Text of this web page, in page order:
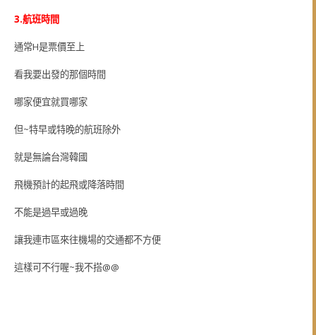
3.航班時間
通常H是票價至上
看我要出發的那個時間
哪家便宜就買哪家
但~特早或特晚的航班除外
就是無論台灣韓國
飛機預計的起飛或降落時間
不能是過早或過晚
讓我連市區來往機場的交通都不方便
這樣可不行喔~我不搭@@